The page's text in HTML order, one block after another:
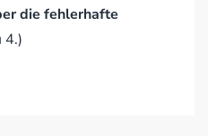
die fehlerhafte
4.)